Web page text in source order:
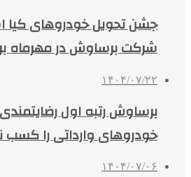
جشن تحویل خودروهای کیا
شرکت برساوش در مهرماه
۱۴۰۴/۰۷/۲۲
برساوش رتبه اول
خودروهای وارداتی را کسب
۱۴۰۴/۰۷/۰۶